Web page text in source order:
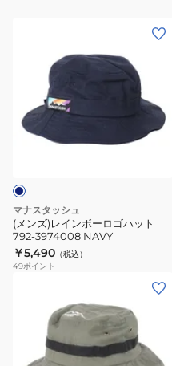
ン
ロ
ゴ
ハ
ッ
ト
マナスタッシュ
(メンズ)レインボーロゴハット
792-3974008 NAVY
￥5,490 （税込）
49ポイント
ブ オ